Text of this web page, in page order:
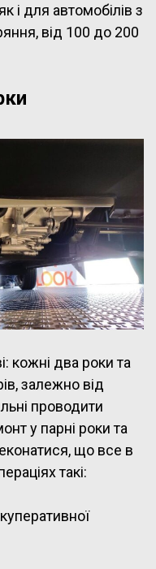
і для автомобілів з
від 100 до 200
кожні два роки та
залежно від
проводити
у парні роки та
що все в
такі: